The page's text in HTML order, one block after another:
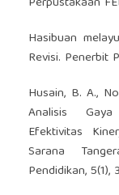
Hasibuan
Revisi. Penerbit
Husain, B. A.,
Analisis
Efektivitas
Sarana
Pendidikan, 5(1),